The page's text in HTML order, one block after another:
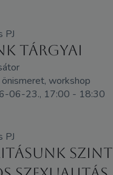
PJ
tárgyai
workshop
06-23., 17:00 - 18:30
PJ